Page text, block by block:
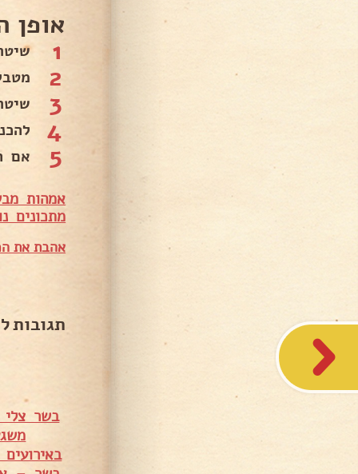
אופן
1
2
3
4 להכניס לתנור 180
5 אם
אמהות
מתכונים
אהבת את
תגובות
בשר צלי מס' 5 עם פטריות ומיני תפו"א –